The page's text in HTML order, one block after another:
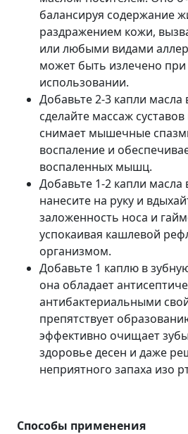
балансируя содержание
раздражением кожи,
или любыми видами
может быть излечено
использовании.
Добавьте 2-3 капли масла
сделайте массаж
снимает мышечные
воспаление и
воспаленных мышц.
Добавьте 1-2 капли масла
нанесите на руку и
заложенность носа и
успокаивая кашлевой
организмом.
Добавьте 1 каплю в
она обладает
антибактериальными
препятствует
эффективно очищает
здоровье десен и даже
неприятного запаха изо
Способы применения